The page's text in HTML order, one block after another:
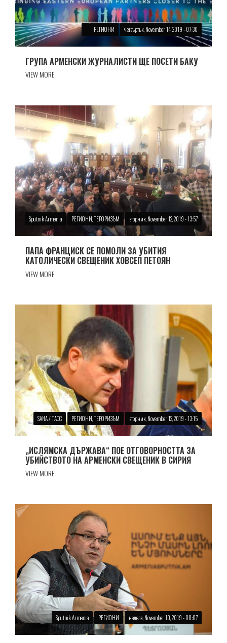
РЕГИОНИ четвъртък, November 14, 2019 - 07:30
ГРУПА АРМЕНСКИ ЖУРНАЛИСТИ ЩЕ ПОСЕТИ БАКУ
VIEW MORE
Sputnik Armenia РЕГИОНИ, ТЕРОРИЗЪМ вторник, November 12, 2019 - 13:57
ПАПА ФРАНЦИСК СЕ ПОМОЛИ ЗА УБИТИЯ
КАТОЛИЧЕСКИ СВЕЩЕНИК ХОВСЕП ПЕТОЯН
VIEW MORE
SANA / ТАСС РЕГИОНИ, ТЕРОРИЗЪМ вторник, November 12, 2019 - 13:15
„ИСЛЯМСКА ДЪРЖАВА“ ПОЕ ОТГОВОРНОСТТА ЗА
УБИЙСТВОТО НА АРМЕНСКИ СВЕЩЕНИК В СИРИЯ
VIEW MORE
Sputnik Armenia РЕГИОНИ неделя, November 10, 2019 - 08:07